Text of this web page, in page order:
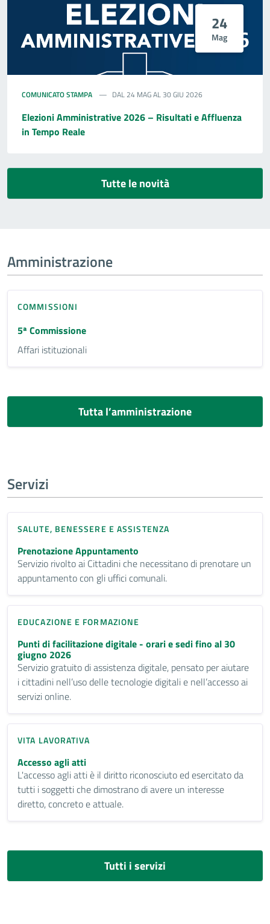
24
Mag
COMUNICATO STAMPA DAL 24 MAG AL 30 GIU 2026
Elezioni Amministrative 2026 – Risultati e Affluenza
in Tempo Reale
Tutte le novità
Amministrazione
COMMISSIONI
5ª Commissione
Affari istituzionali
Tutta l’amministrazione
Servizi
SALUTE, BENESSERE E ASSISTENZA
Prenotazione Appuntamento
Servizio rivolto ai Cittadini che necessitano di prenotare un
appuntamento con gli uffici comunali.
EDUCAZIONE E FORMAZIONE
Punti di facilitazione digitale - orari e sedi fino al 30
giugno 2026
Servizio gratuito di assistenza digitale, pensato per aiutare
i cittadini nell’uso delle tecnologie digitali e nell’accesso ai
servizi online.
VITA LAVORATIVA
Accesso agli atti
L'accesso agli atti è il diritto riconosciuto ed esercitato da
tutti i soggetti che dimostrano di avere un interesse
diretto, concreto e attuale.
Tutti i servizi